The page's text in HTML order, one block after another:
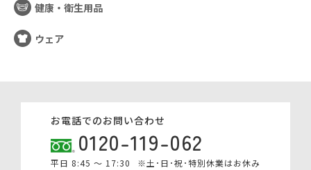
健康・衛生用品
ウェア
お電話でのお問い合わせ
0120-119-062
平日 8:45 ～ 17:30 ※土･日･祝･特別休業はお休み